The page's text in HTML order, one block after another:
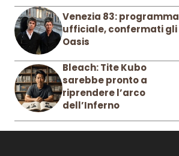
Venezia 83: programma
ufficiale, confermati gli
Oasis
Bleach: Tite Kubo
sarebbe pronto a
riprendere l’arco
dell’Inferno